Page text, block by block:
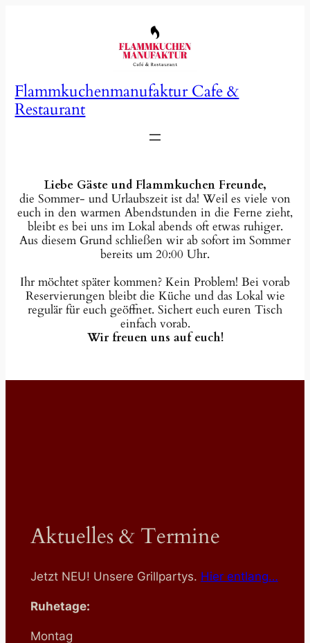
Flammkuchenmanufaktur Cafe &
Restaurant
Liebe Gäste und Flammkuchen Freunde,
die Sommer- und Urlaubszeit ist da! Weil es viele von
euch in den warmen Abendstunden in die Ferne zieht,
bleibt es bei uns im Lokal abends oft etwas ruhiger.
Aus diesem Grund schließen wir ab sofort im Sommer
bereits um 20:00 Uhr.
Ihr möchtet später kommen? Kein Problem! Bei vorab
Reservierungen bleibt die Küche und das Lokal wie
regulär für euch geöffnet. Sichert euch euren Tisch
einfach vorab.
Wir freuen uns auf euch!
Aktuelles & Termine
Jetzt NEU! Unsere Grillpartys. Hier entlang…
Ruhetage:
Montag